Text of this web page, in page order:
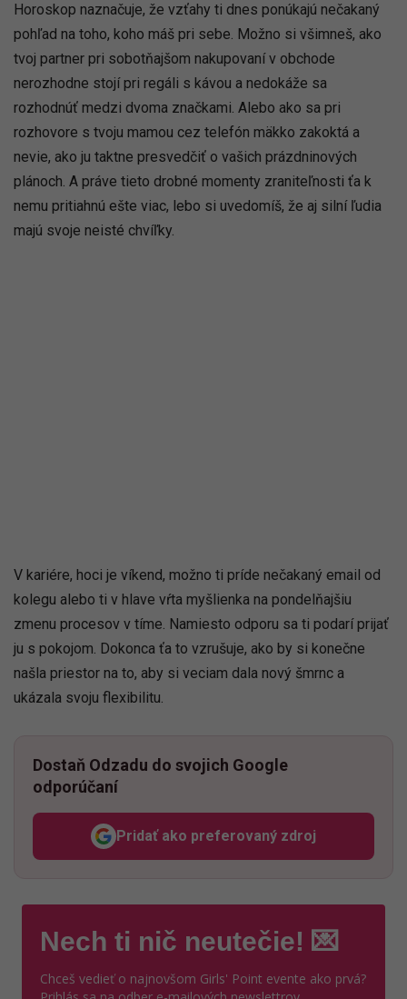
Horoskop naznačuje, že vzťahy ti dnes ponúkajú nečakaný
pohľad na toho, koho máš pri sebe. Možno si všimneš, ako
tvoj partner pri sobotňajšom nakupovaní v obchode
nerozhodne stojí pri regáli s kávou a nedokáže sa
rozhodnúť medzi dvoma značkami. Alebo ako sa pri
rozhovore s tvoju mamou cez telefón mäkko zakoktá a
nevie, ako ju taktne presvedčiť o vašich prázdninových
plánoch. A práve tieto drobné momenty zraniteľnosti ťa k
nemu pritiahnú ešte viac, lebo si uvedomíš, že aj silní ľudia
majú svoje neisté chvíľky.
V kariére, hoci je víkend, možno ti príde nečakaný email od
kolegu alebo ti v hlave vŕta myšlienka na pondelňajšiu
zmenu procesov v tíme. Namiesto odporu sa ti podarí prijať
ju s pokojom. Dokonca ťa to vzrušuje, ako by si konečne
našla priestor na to, aby si veciam dala nový šmrnc a
ukázala svoju flexibilitu.
Dostaň Odzadu do svojich Google
odporúčaní
Pridať ako preferovaný zdroj
Odzadu, odkaz sa otvorí v
Nech ti nič neutečie! 💌
Chceš vedieť o najnovšom Girls' Point evente ako prvá?